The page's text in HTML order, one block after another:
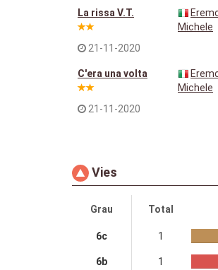
La rissa V.T.
21-11-2020
Michele
C'era una volta
21-11-2020
Michele
Vies
Grau Total
6c 1
6b 1